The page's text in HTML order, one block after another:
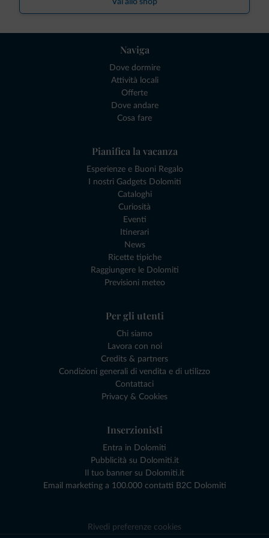
Vai allo shop
Naviga
Dove dormire
Attività locali
Offerte
Dove andare
Cosa fare
Pianifica la vacanza
Esperienze e Buoni Regalo
I nostri Gadgets Dolomiti
Cataloghi
Curiosità
Eventi
Itinerari
News
Ricette tipiche
Raggiungere le Dolomiti
Previsioni meteo
Per gli utenti
Chi siamo
Lavora con noi
Credits & partners
Condizioni generali di vendita e di utilizzo
Contattaci
Privacy & Cookies
Inserzionisti
Entra in Dolomiti
Pubblicità su Dolomiti.it
Il tuo banner su Dolomiti.it
Email marketing a 100.000 contatti B2C Dolomiti
Rivedi preferenze cookies